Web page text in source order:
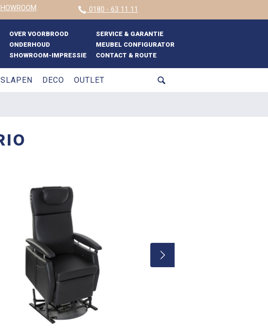
. 0180 - 63 11 11
OVER VOORBROOD
SERVICE & GARANTIE
ONDERHOUD
MEUBEL CONFIGURATOR
SHOWROOM-IMPRESSIE
CONTACT & ROUTE
SLAPEN DECO OUTLET